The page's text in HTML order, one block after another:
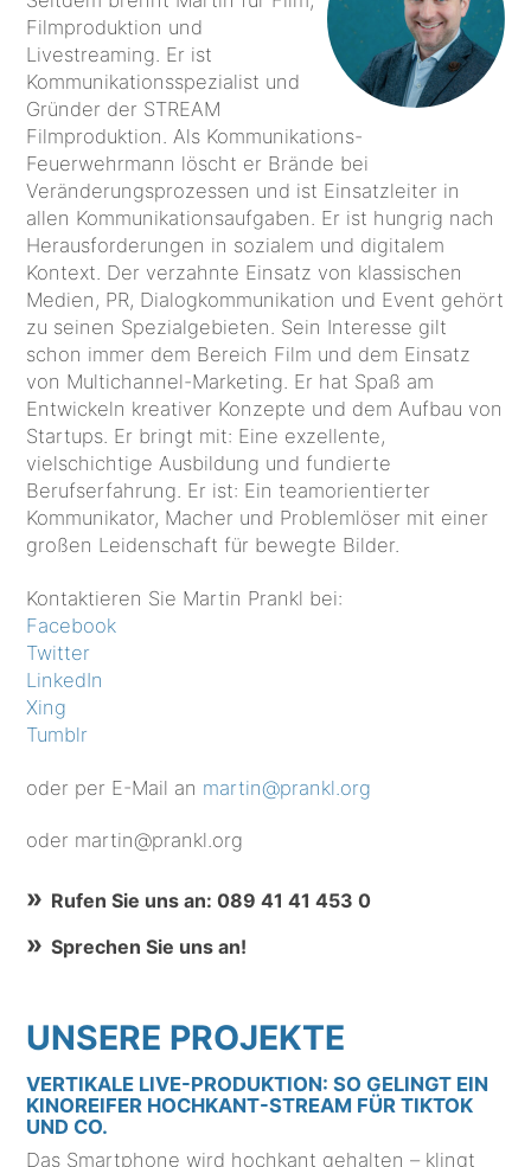
Filmproduktion und
Livestreaming. Er ist
Kommunikationsspezialist und
Gründer der STREAM
Filmproduktion. Als Kommunikations-
Feuerwehrmann löscht er Brände bei
Veränderungsprozessen und ist Einsatzleiter in
allen Kommunikationsaufgaben. Er ist hungrig nach
Herausforderungen in sozialem und digitalem
Kontext. Der verzahnte Einsatz von klassischen
Medien, PR, Dialogkommunikation und Event gehört
zu seinen Spezialgebieten. Sein Interesse gilt
schon immer dem Bereich Film und dem Einsatz
von Multichannel-Marketing. Er hat Spaß am
Entwickeln kreativer Konzepte und dem Aufbau von
Startups. Er bringt mit: Eine exzellente,
vielschichtige Ausbildung und fundierte
Berufserfahrung. Er ist: Ein teamorientierter
Kommunikator, Macher und Problemlöser mit einer
großen Leidenschaft für bewegte Bilder.
Kontaktieren Sie Martin Prankl bei:
Facebook
Twitter
LinkedIn
Xing
Tumblr
oder per E-Mail an martin@prankl.org
oder martin@prankl.org
Rufen Sie uns an: 089 41 41 453 0
Sprechen Sie uns an!
UNSERE PROJEKTE
VERTIKALE LIVE-PRODUKTION: SO GELINGT EIN
KINOREIFER HOCHKANT-STREAM FÜR TIKTOK
UND CO.
Das Smartphone wird hochkant gehalten – klingt